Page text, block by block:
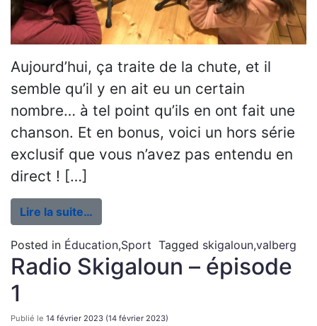
Aujourd’hui, ça traite de la chute, et il
semble qu’il y en ait eu un certain
nombre… à tel point qu’ils en ont fait une
chanson. Et en bonus, voici un hors série
exclusif que vous n’avez pas entendu en
direct ! […]
Lire la suite…
Posted in Éducation,Sport Tagged skigaloun,valberg
Radio Skigaloun – épisode
1
Publié le 14 février 2023 (14 février 2023)